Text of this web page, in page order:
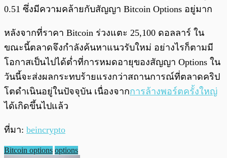
0.51 ซึ่งมีความคล้ายกับสัญญา Bitcoin Options อยู่มาก
หลังจากที่ราคา Bitcoin ร่วงแตะ 25,100 ดอลลาร์ ใน
ขณะนี้ตลาดจึงกำลังค้นหาแนวรับใหม่ อย่างไรก็ตามมี
โอกาสเป็นไปได้ต่ำที่การหมดอายุของสัญญา Options ใน
วันนี้จะส่งผลกระทบร้ายแรงกว่าสถานการณ์ที่ตลาดคริป
โตดำเนินอยู่ในปัจจุบัน เนื่องจากการล้างพอร์ตครั้งใหญ่
ได้เกิดขึ้นไปแล้ว
ที่มา: beincrypto
Bitcoin options options